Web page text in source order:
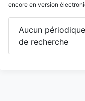
encore en version
Aucun
de recherche